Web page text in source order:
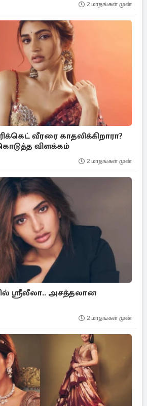
2 மாதங்கள் முன்
வீரரை காதலிக்கிறாரா?
விளக்கம்
2 மாதங்கள் முன்
ஸ்ரீலீலா.. அசத்தலான
2 மாதங்கள் முன்